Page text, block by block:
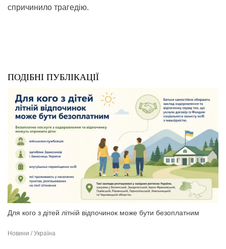
спричинило трагедію.
ПОДІБНІ ПУБЛІКАЦІЇ
Для кого з дітей літній відпочинок може бути безоплатним
Новини / Україна